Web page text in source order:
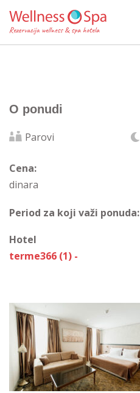
O ponudi
Parovi
Cena:
dinara
Period za koji važi ponuda:
Hotel
terme366 (1) -